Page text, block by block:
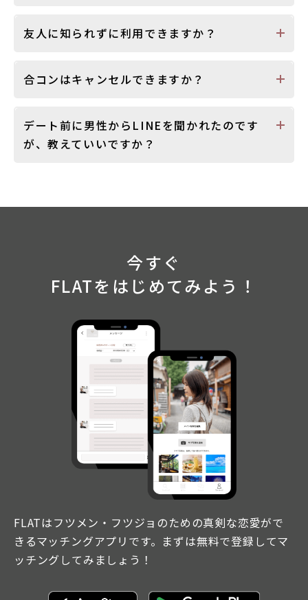
友人に知られずに利用できますか？
合コンはキャンセルできますか？
デート前に男性からLINEを聞かれたのです
が、教えていいですか？
今すぐ
FLATをはじめてみよう！
FLATはフツメン・フツジョのための真剣な恋愛がで
きるマッチングアプリです。まずは無料で登録してマ
ッチングしてみましょう！